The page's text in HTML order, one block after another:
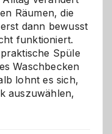
Räumen, die
dann bewusst
funktioniert.
Spüle
Waschbecken
lohnt es sich,
auszuwählen,